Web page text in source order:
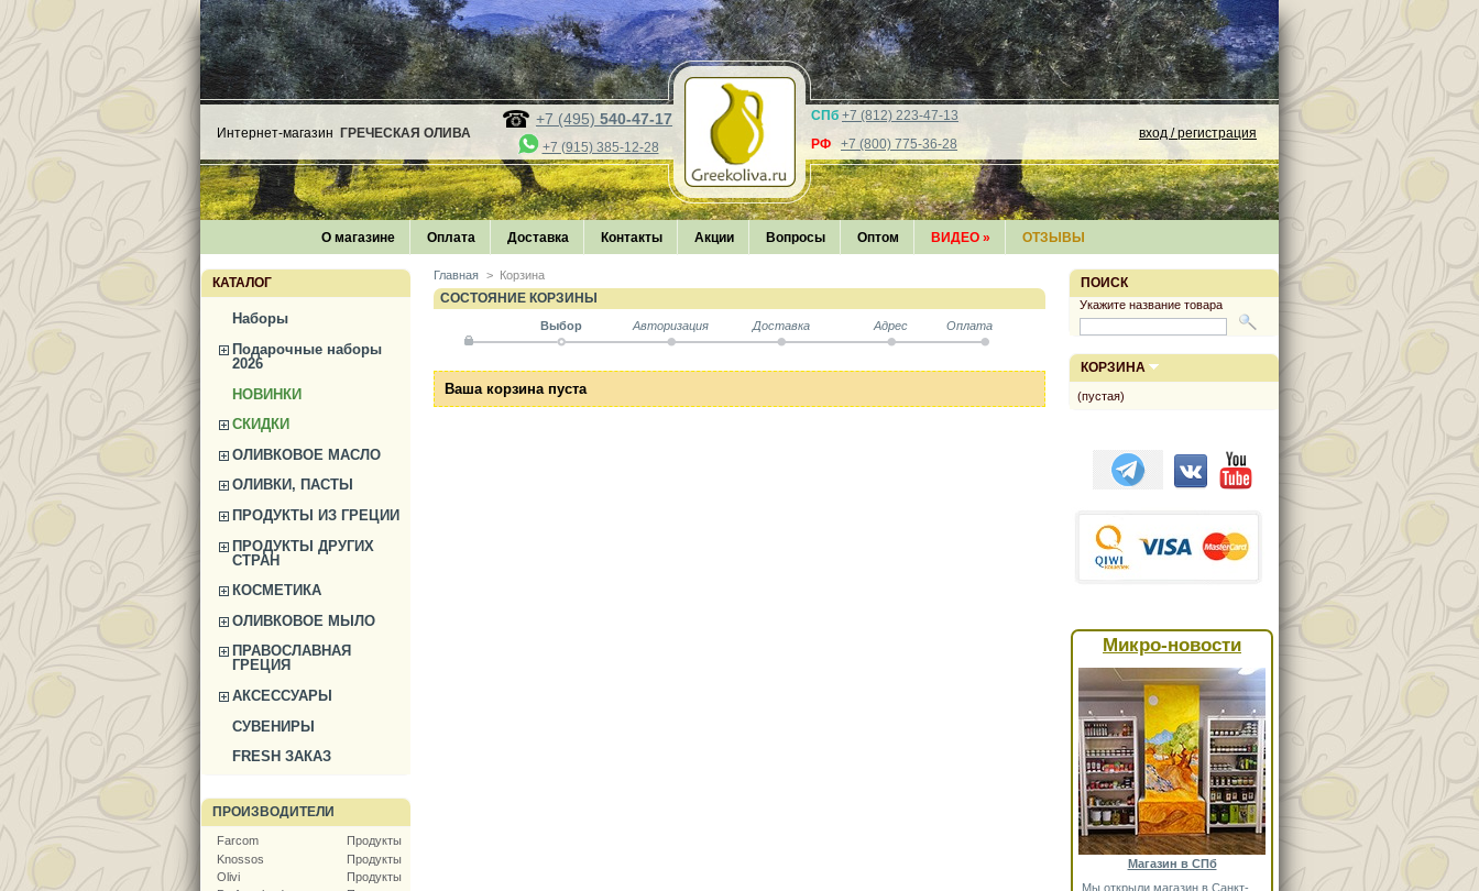
Интернет-магазин ГРЕЧЕСКАЯ ОЛИВА
+7 (495) 540-47-17
+7 (915) 385-12-28
СПб +7 (812) 223-47-13
РФ +7 (800) 775-36-28
вход / регистрация
О магазине Оплата Доставка Контакты Акции Вопросы Оптом ВИДЕО » ОТЗЫВЫ
КАТАЛОГ
Наборы
Подарочные наборы
2026
НОВИНКИ
СКИДКИ
ОЛИВКОВОЕ МАСЛО
ОЛИВКИ, ПАСТЫ
ПРОДУКТЫ ИЗ ГРЕЦИИ
ПРОДУКТЫ ДРУГИХ
СТРАН
КОСМЕТИКА
ОЛИВКОВОЕ МЫЛО
ПРАВОСЛАВНАЯ
ГРЕЦИЯ
АКСЕССУАРЫ
СУВЕНИРЫ
FRESH ЗАКАЗ
ПРОИЗВОДИТЕЛИ
Farcom
Продукты
Knossos
Продукты
Olivi
Продукты
Главная > Корзина
СОСТОЯНИЕ КОРЗИНЫ
Выбор Авторизация Доставка Адрес Оплата
Ваша корзина пуста
ПОИСК
Укажите название товара
КОРЗИНА
(пустая)
Микро-новости
Магазин в СПб
Мы открыли магазин в Санкт-